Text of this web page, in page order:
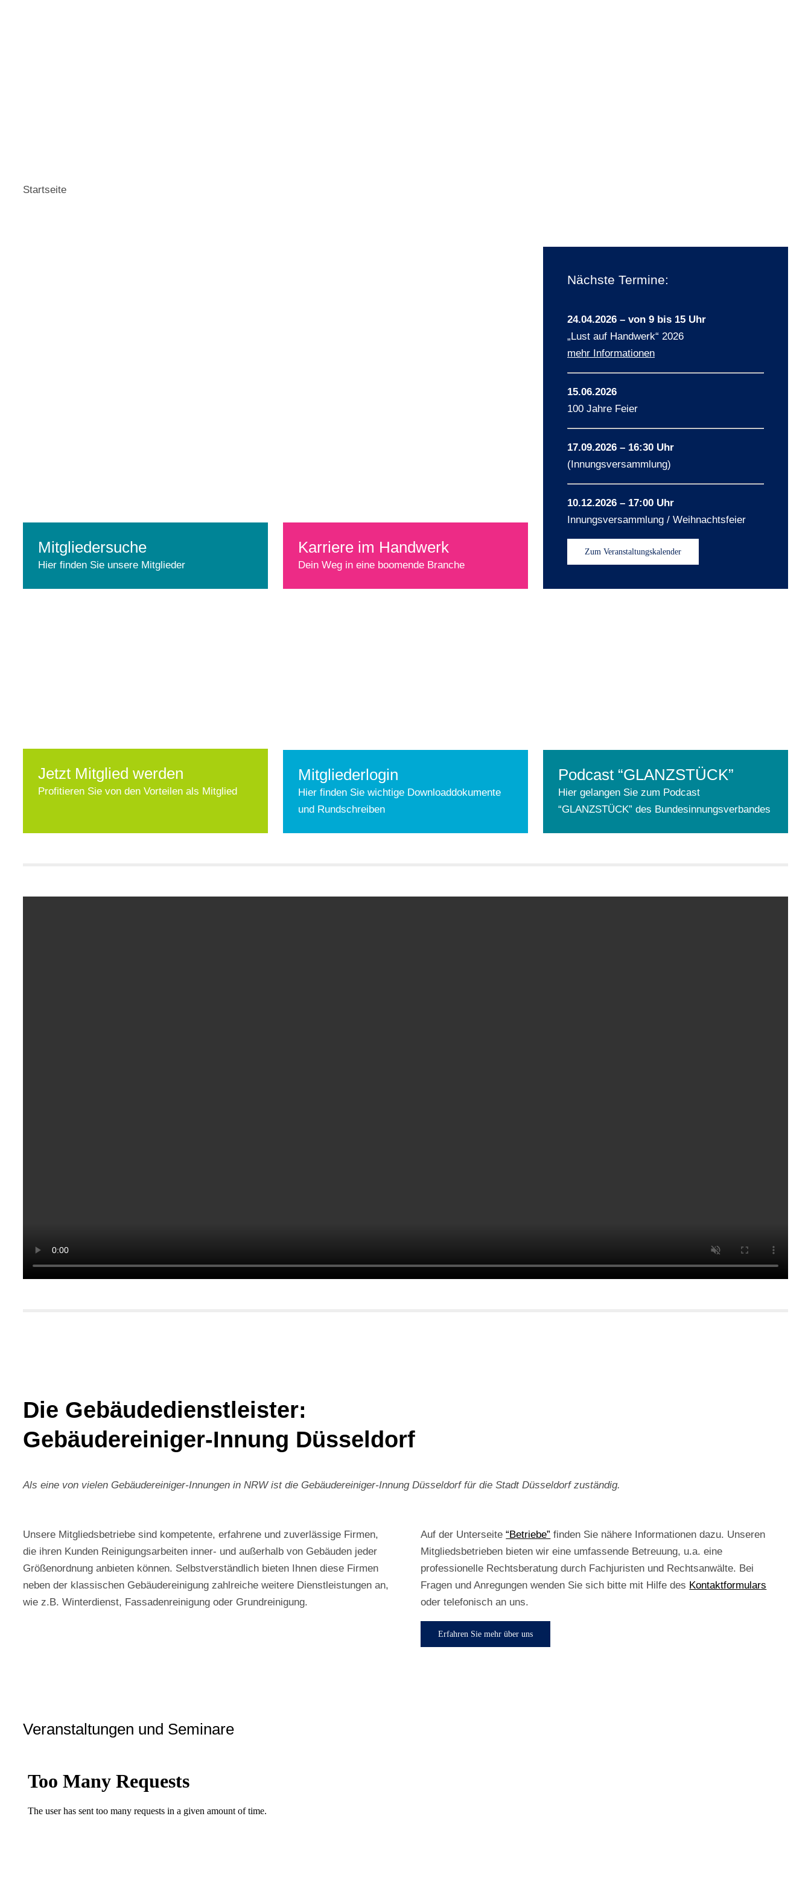
Startseite
Mitgliedersuche
Hier finden Sie unsere Mitglieder
Karriere im Handwerk
Dein Weg in eine boomende Branche
Nächste Termine:
24.04.2026 – von 9 bis 15 Uhr
„Lust auf Handwerk“ 2026
mehr Informationen
15.06.2026
100 Jahre Feier
17.09.2026 – 16:30 Uhr
(Innungsversammlung)
10.12.2026 – 17:00 Uhr
Innungsversammlung / Weihnachtsfeier
Zum Veranstaltungskalender
Jetzt Mitglied werden
Profitieren Sie von den Vorteilen als Mitglied
Mitgliederlogin
Hier finden Sie wichtige Downloaddokumente
und Rundschreiben
Podcast “GLANZSTÜCK”
Hier gelangen Sie zum Podcast
“GLANZSTÜCK” des Bundesinnungsverbandes
Die Gebäudedienstleister:
Gebäudereiniger-Innung Düsseldorf
Als eine von vielen Gebäudereiniger-Innungen in NRW ist die Gebäudereiniger-Innung Düsseldorf für die Stadt Düsseldorf zuständig.
Unsere Mitgliedsbetriebe sind kompetente, erfahrene und zuverlässige Firmen,
die ihren Kunden Reinigungsarbeiten inner- und außerhalb von Gebäuden jeder
Größenordnung anbieten können. Selbstverständlich bieten Ihnen diese Firmen
neben der klassischen Gebäudereinigung zahlreiche weitere Dienstleistungen an,
wie z.B. Winterdienst, Fassadenreinigung oder Grundreinigung.
Auf der Unterseite“Betriebe” finden Sie nähere Informationen dazu. Unseren
Mitgliedsbetrieben bieten wir eine umfassende Betreuung, u.a. eine
professionelle Rechtsberatung durch Fachjuristen und Rechtsanwälte. Bei
Fragen und Anregungen wenden Sie sich bitte mit Hilfe des Kontaktformulars
oder telefonisch an uns.
Erfahren Sie mehr über uns
Veranstaltungen und Seminare